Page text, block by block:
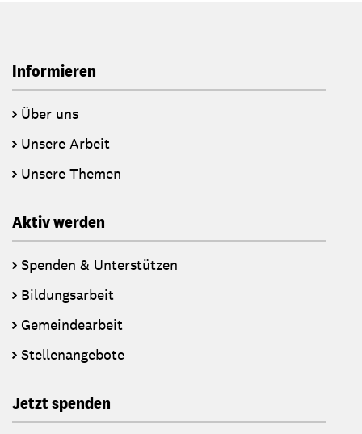
Informieren
Über uns
Unsere Arbeit
Unsere Themen
Aktiv werden
Spenden & Unterstützen
Bildungsarbeit
Gemeindearbeit
Stellenangebote
Jetzt spenden